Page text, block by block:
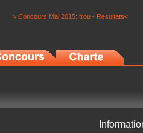
> Concours Mai 2015: trou - Resultats<